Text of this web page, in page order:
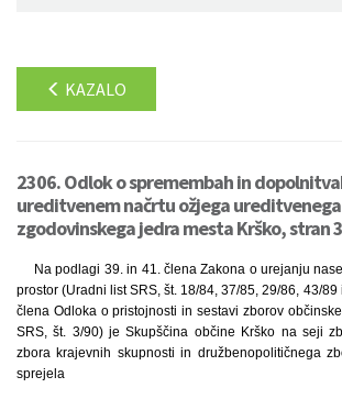
KAZALO
2306. Odlok o spremembah in
ureditvenem načrtu ožjega
zgodovinskega jedra mesta Krško, stran
Na podlagi 39. in 41. člena Zakona o urejanju
prostor (Uradni list SRS, št. 18/84, 37/85, 29/86, 43/89
člena Odloka o pristojnosti in sestavi zborov
SRS, št. 3/90) je Skupščina občine Krško na seji
zbora krajevnih skupnosti in družbenopolitičnega
sprejela